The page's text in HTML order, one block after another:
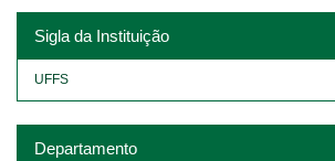
Sigla da Instituição
UFFS
Departamento